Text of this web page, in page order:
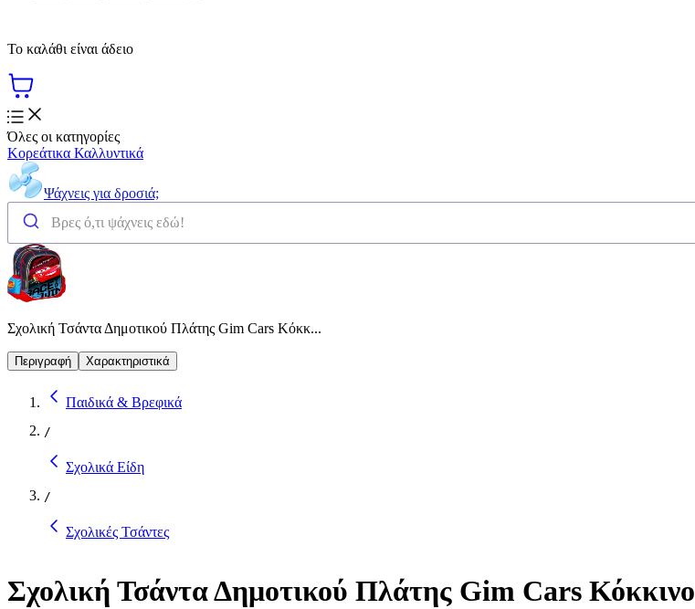
Το καλάθι είναι άδειο
Όλες οι κατηγορίες
Κορεάτικα Καλλυντικά
Ψάχνεις για δροσιά;
Σχολική Τσάντα Δημοτικού Πλάτης Gim Cars Κόκκ...
Περιγραφή Χαρακτηριστικά
Παιδικά & Βρεφικά
/
Σχολικά Είδη
/
Σχολικές Τσάντες
Σχολική Τσάντα Δημοτικού Πλάτης Gim Cars Κόκκινο